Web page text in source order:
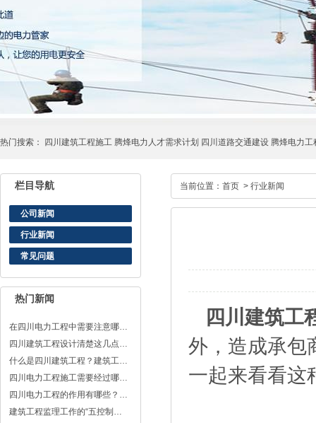
热门搜索： 四川建筑工程施工 腾烽电力人才需求计划 四川道路交通建设 腾烽电力
栏目导航
公司新闻
行业新闻
常见问题
热门新闻
在四川电力工程中需要注意哪…
四川建筑工程设计清楚这几点…
什么是四川建筑工程？建筑工…
四川电力工程施工需要经过哪…
四川电力工程的作用有哪些？…
建筑工程监理工作的“五控制…
当前位置： 首页 > 行业新闻
四川建筑工
外，造成承包
一起来看看这